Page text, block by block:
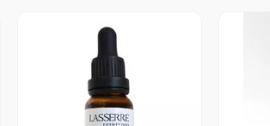
Vista Previa